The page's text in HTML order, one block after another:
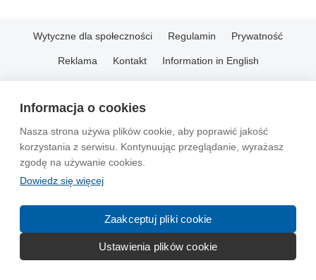
Informacja o cookies
Nasza strona używa plików cookie, aby poprawić jakość
korzystania z serwisu. Kontynuując przeglądanie, wyrażasz
zgodę na używanie cookies.
Dowiedz się więcej
Zaakceptuj pliki cookie
Ustawienia plików cookie
Wytyczne dla społeczności Regulamin Prywatność
Reklama Kontakt Information in English